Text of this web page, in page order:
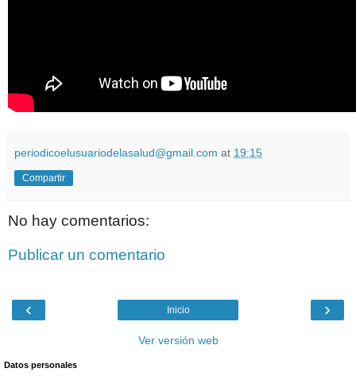
periodicoelusuariodelasalud@gmail.com at 19:15
Compartir
No hay comentarios:
Publicar un comentario
‹ ›
Inicio
Ver versión web
Datos personales